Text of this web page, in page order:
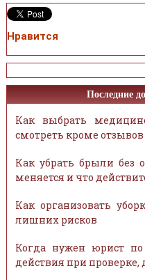
Нравится
Последние
Как выбрать
смотреть кроме отзывов
Как убрать брыли без
меняется и что
Как организовать
лишних рисков
Когда нужен юрист
действия при проверке,